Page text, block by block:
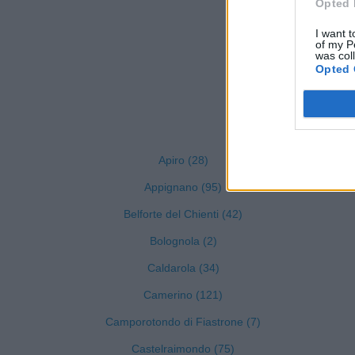
Opted
I want
of my
was
Opted
Apiro (28)
Appignano (95)
Belforte del Chienti (42)
Bolognola (2)
Caldarola (34)
Camerino (121)
Camporotondo di Fiastrone (7)
Castelraimondo (75)